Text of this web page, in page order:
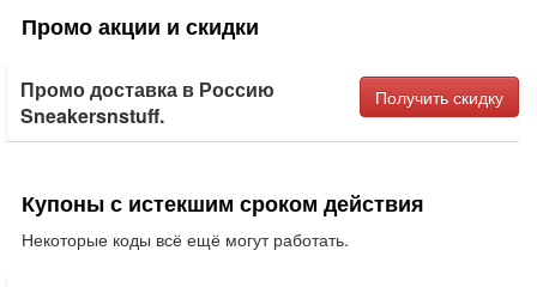
Промо акции и скидки
Промо доставка в Россию
Sneakersnstuff.
Получить скидку
Купоны с истекшим сроком действия
Некоторые коды всё ещё могут работать.